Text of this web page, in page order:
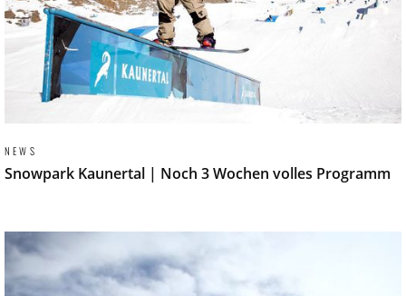
NEWS
Snowpark Kaunertal | Noch 3 Wochen volles Programm